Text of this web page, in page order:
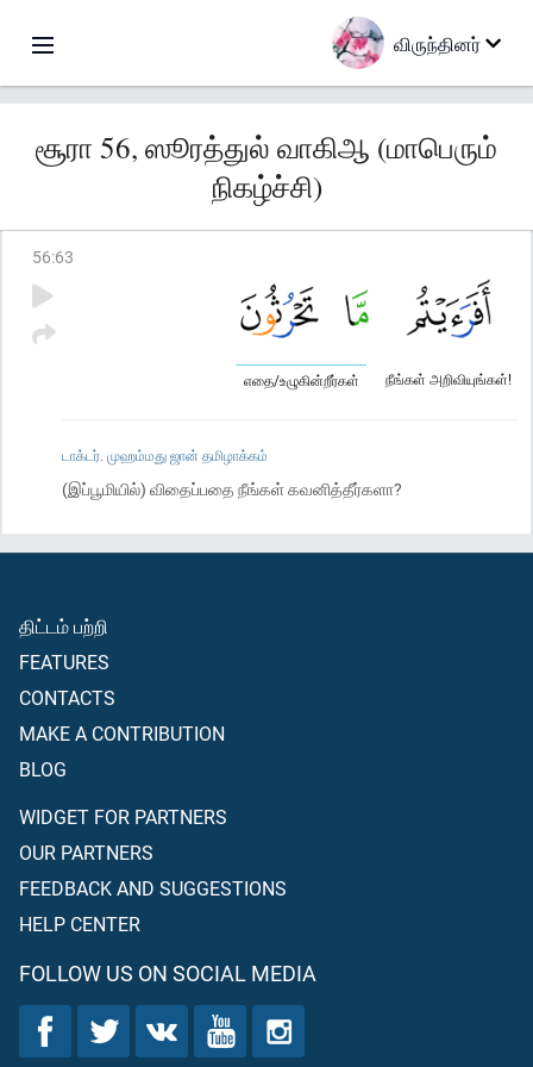
விருந்தினர்
சூரா 56, ஸூரத்துல் வாகிஆ (மாபெரும்
நிகழ்ச்சி)
56:63
நீங்கள் அறிவியுங்கள்!
எதை/உழுகின்றீர்கள்
டாக்டர். முஹம்மது ஜான் தமிழாக்கம்
(இப்பூமியில்) விதைப்பதை நீங்கள் கவனித்தீர்களா?
திட்டம் பற்றி
FEATURES
CONTACTS
MAKE A CONTRIBUTION
BLOG
WIDGET FOR PARTNERS
OUR PARTNERS
FEEDBACK AND SUGGESTIONS
HELP CENTER
FOLLOW US ON SOCIAL MEDIA